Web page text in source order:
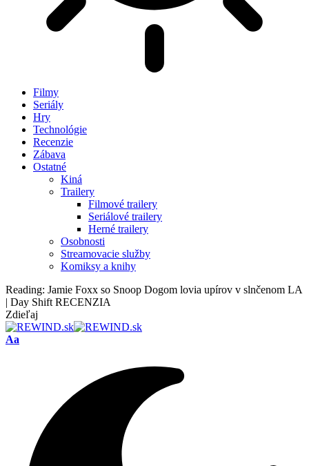
Filmy
Seriály
Hry
Technológie
Recenzie
Zábava
Ostatné
Kiná
Trailery
Filmové trailery
Seriálové trailery
Herné trailery
Osobnosti
Streamovacie služby
Komiksy a knihy
Reading: Jamie Foxx so Snoop Dogom lovia upírov v slnčenom LA
| Day Shift RECENZIA
Zdieľaj
Font
Aa